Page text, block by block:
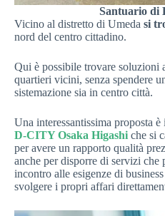
Santuario di
Vicino al distretto di Umeda si
nord del centro cittadino.
Qui è possibile trovare soluzioni
quartieri vicini, senza spendere
sistemazione sia in centro città.
Una interessantissima proposta è
D-CITY Osaka Higashi che si
per avere un rapporto qualità
anche per disporre di servizi che
incontro alle esigenze di
svolgere i propri affari